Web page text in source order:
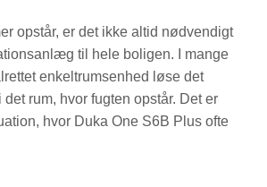
opstår, er det ikke altid nødvendigt
til hele boligen. I mange
enkeltrumsenhed løse det
rum, hvor fugten opstår. Det er
hvor Duka One S6B Plus ofte